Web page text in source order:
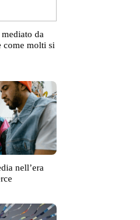
da
come molti si
nell’era